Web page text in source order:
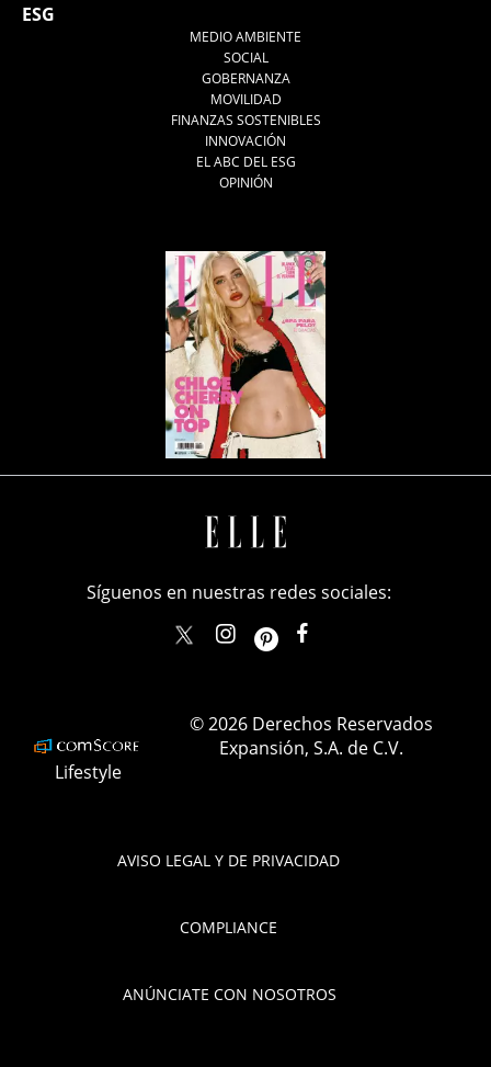
ESG
MEDIO AMBIENTE
SOCIAL
GOBERNANZA
MOVILIDAD
FINANZAS SOSTENIBLES
INNOVACIÓN
EL ABC DEL ESG
OPINIÓN
AVISO LEGAL Y DE PRIVACIDAD
COMPLIANCE
ANÚNCIATE CON NOSOTROS
Síguenos en nuestras redes sociales:
elle_mexicoellemexico
Lifestyle
© 2026 Derechos Reservados
Expansión, S.A. de C.V.